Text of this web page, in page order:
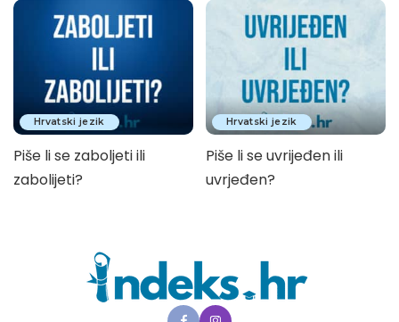
Hrvatski jezik
Piše li se zaboljeti ili
zabolijeti?
Hrvatski jezik
Piše li se uvrijeđen ili
uvrjeđen?